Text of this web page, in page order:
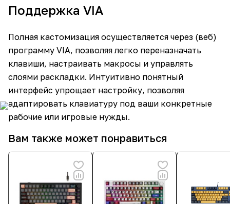
Поддержка VIA
Полная кастомизация осуществляется через (веб)
программу VIA, позволяя легко переназначать
клавиши, настраивать макросы и управлять
слоями раскладки. Интуитивно понятный
интерфейс упрощает настройку, позволяя
адаптировать клавиатуру под ваши конкретные
рабочие или игровые нужды.
Вам также может понравиться